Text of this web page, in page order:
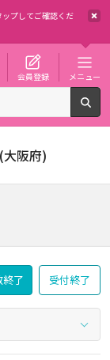
ップしてご確認くだ
会員登録 メニュー
大阪府)
了 受付終了